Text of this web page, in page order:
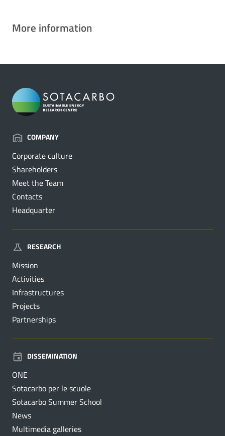
More information
COMPANY
Corporate culture
Shareholders
Meet the Team
Contacts
Headquarter
RESEARCH
Mission
Activities
Infrastructures
Projects
Partnerships
DISSEMINATION
ONE
Sotacarbo per le scuole
Sotacarbo Summer School
News
Multimedia galleries